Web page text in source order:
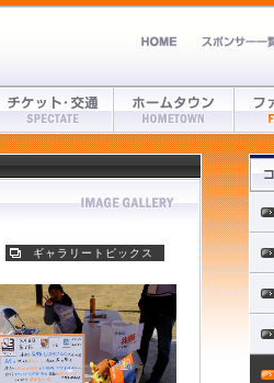
ギャラリートピックス